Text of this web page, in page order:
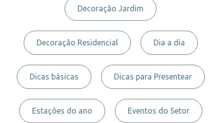
Decoração Jardim
Decoração Residencial Dia a dia
Dicas básicas Dicas para Presentear
Estações do ano Eventos do Setor